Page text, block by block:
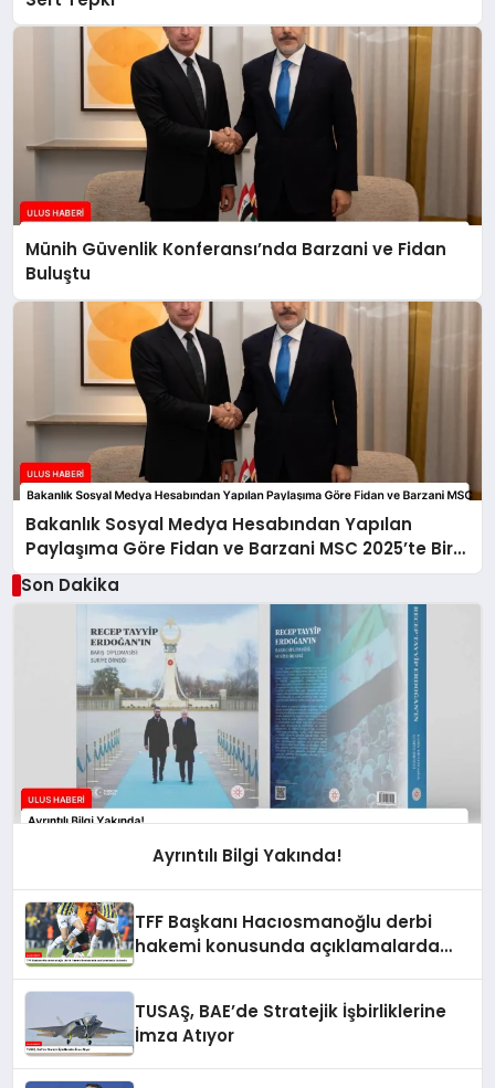
Münih Güvenlik Konferansı’nda Barzani ve Fidan
Buluştu
Bakanlık Sosyal Medya Hesabından Yapılan
Paylaşıma Göre Fidan ve Barzani MSC 2025’te Bir
Araya Geldi
Son Dakika
Ayrıntılı Bilgi Yakında!
TFF Başkanı Hacıosmanoğlu derbi
hakemi konusunda açıklamalarda
TUSAŞ, BAE’de Stratejik İşbirliklerine
İmza Atıyor